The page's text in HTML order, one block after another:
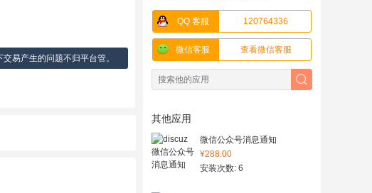
QQ 客服 120764336
微信客服 查看微信客服
其他应用
微信公众号消息通知
¥288.00
安装次数: 6
易产生的问题不归平台管。